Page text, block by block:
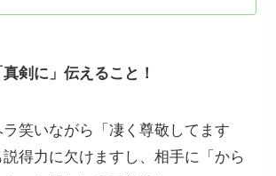
真剣に」伝えること！
笑いながら「凄く尊敬してます
得力に欠けますし、相手に「から